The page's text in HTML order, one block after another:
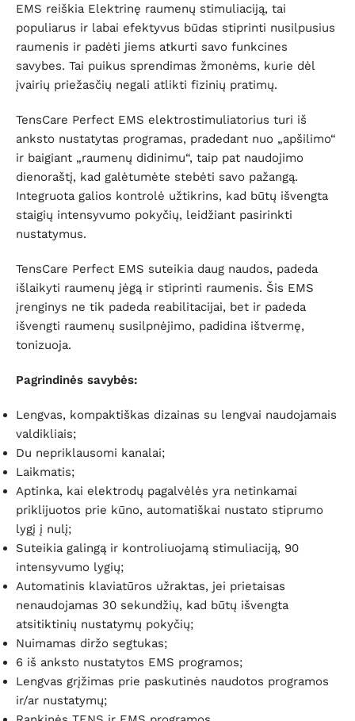
EMS reiškia Elektrinę raumenų stimuliaciją, tai
populiarus ir labai efektyvus būdas stiprinti nusilpusius
raumenis ir padėti jiems atkurti savo funkcines
savybes. Tai puikus sprendimas žmonėms, kurie dėl
įvairių priežasčių negali atlikti fizinių pratimų.
TensCare Perfect EMS elektrostimuliatorius turi iš
anksto nustatytas programas, pradedant nuo „apšilimo“
ir baigiant „raumenų didinimu“, taip pat naudojimo
dienoraštį, kad galėtumėte stebėti savo pažangą.
Integruota galios kontrolė užtikrins, kad būtų išvengta
staigių intensyvumo pokyčių, leidžiant pasirinkti
nustatymus.
TensCare Perfect EMS suteikia daug naudos, padeda
išlaikyti raumenų jėgą ir stiprinti raumenis. Šis EMS
įrenginys ne tik padeda reabilitacijai, bet ir padeda
išvengti raumenų susilpnėjimo, padidina ištvermę,
tonizuoja.
Pagrindinės savybės:
Lengvas, kompaktiškas dizainas su lengvai naudojamais
valdikliais;
Du nepriklausomi kanalai;
Laikmatis;
Aptinka, kai elektrodų pagalvėlės yra netinkamai
priklijuotos prie kūno, automatiškai nustato stiprumo
lygį į nulį;
Suteikia galingą ir kontroliuojamą stimuliaciją, 90
intensyvumo lygių;
Automatinis klaviatūros užraktas, jei prietaisas
nenaudojamas 30 sekundžių, kad būtų išvengta
atsitiktinių nustatymų pokyčių;
Nuimamas diržo segtukas;
6 iš anksto nustatytos EMS programos;
Lengvas grįžimas prie paskutinės naudotos programos
ir/ar nustatymų;